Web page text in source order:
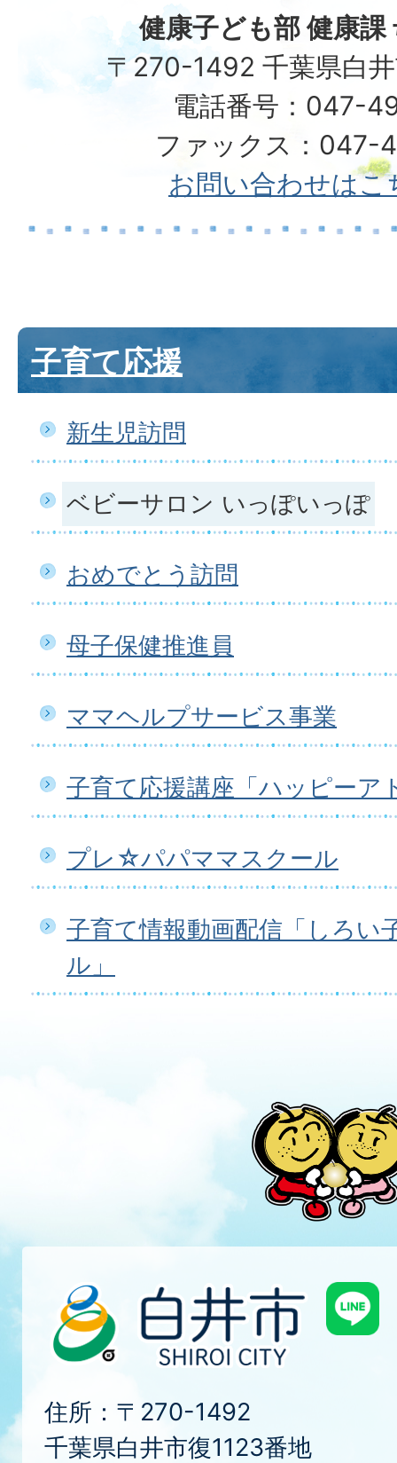
健康子ども部 健康課
〒270-1492 千葉県白
電話番号：047-
ファックス：047-
お問い合わせはこ
子育て応援
新生児訪問
ベビーサロン いっぽいっぽ
おめでとう訪問
母子保健推進員
ママヘルプサービス事業
子育て応援講座「ハッピーア
プレ☆パパママスクール
子育て情報動画配信「しろい
ル」
住所：〒270-1492
千葉県白井市復1123番地